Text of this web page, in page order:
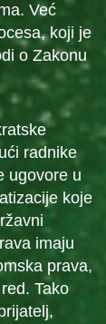
Već
koji je
o Zakonu
radnike
ugovore u
koje
imaju
prava,
Tako